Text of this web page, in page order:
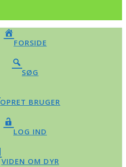
FORSIDE
SØG
OPRET BRUGER
LOG IND
VIDEN OM DYR